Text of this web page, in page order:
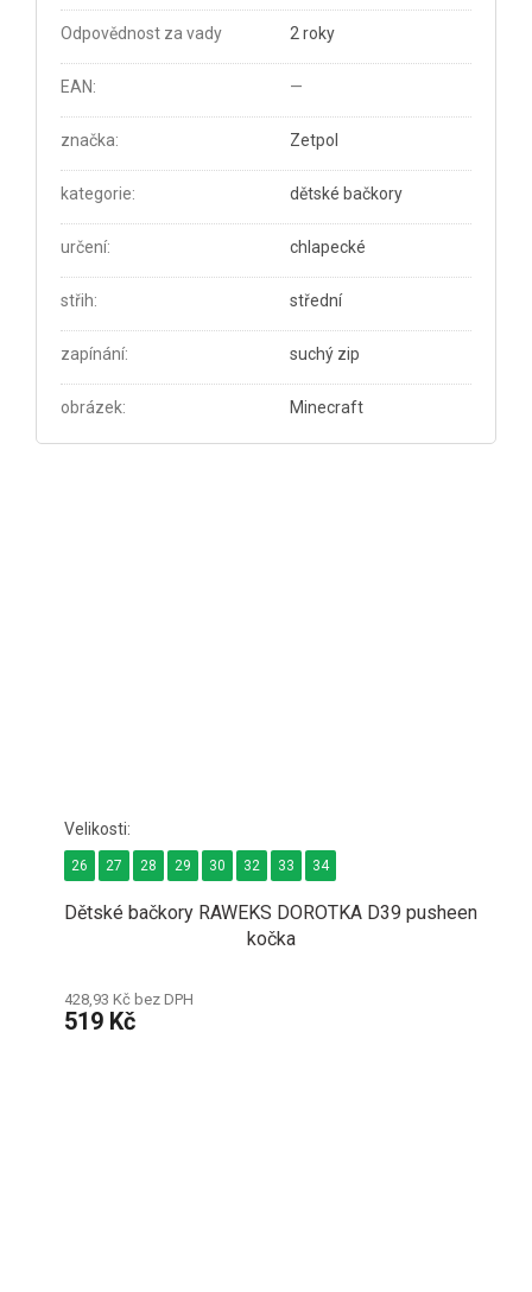
Odpovědnost za vady 2 roky
EAN: —
značka: Zetpol
kategorie: dětské bačkory
určení: chlapecké
střih: střední
zapínání: suchý zip
obrázek: Minecraft
Dětské bačkory RAWEKS DOROTKA D39 pusheen
kočka
428,93 Kč bez DPH
519 Kč
26 27 28 29 30 32 33 34